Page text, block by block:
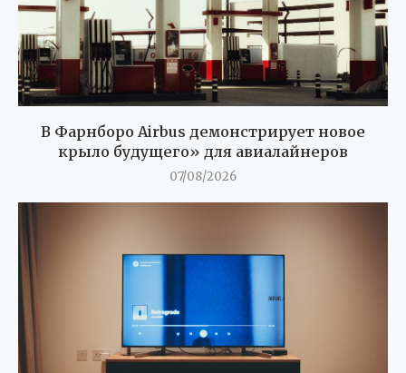
В Фарнборо Airbus демонстрирует новое
крыло будущего» для авиалайнеров
07/08/2026